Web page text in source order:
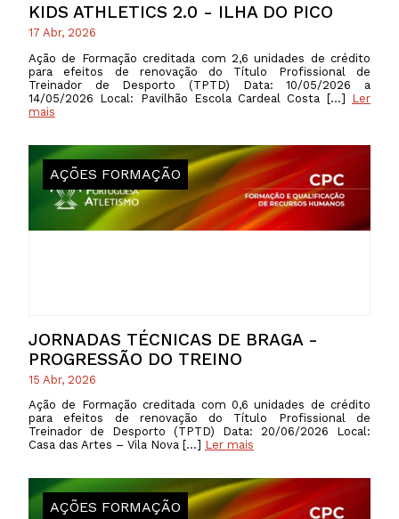
KIDS ATHLETICS 2.0 - ILHA DO PICO
17 Abr, 2026
Ação de Formação creditada com 2,6 unidades de crédito
para efeitos de renovação do Título Profissional de
Treinador de Desporto (TPTD) Data: 10/05/2026 a
14/05/2026 Local: Pavilhão Escola Cardeal Costa […] Ler
mais
JORNADAS TÉCNICAS DE BRAGA -
PROGRESSÃO DO TREINO
AÇÕES FORMAÇÃO
15 Abr, 2026
Ação de Formação creditada com 0,6 unidades de crédito
para efeitos de renovação do Título Profissional de
Treinador de Desporto (TPTD) Data: 20/06/2026 Local:
Casa das Artes – Vila Nova […] Ler mais
AÇÕES FORMAÇÃO